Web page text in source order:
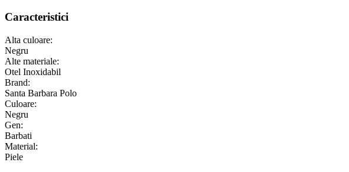
Caracteristici
Alta culoare:
Negru
Alte materiale:
Otel Inoxidabil
Brand:
Santa Barbara Polo
Culoare:
Negru
Gen:
Barbati
Material:
Piele